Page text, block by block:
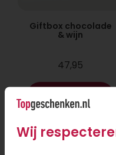
Giftbox chocolade
& wijn
47,95
Wij